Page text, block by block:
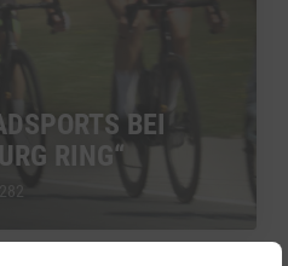
BEI
RING“
282